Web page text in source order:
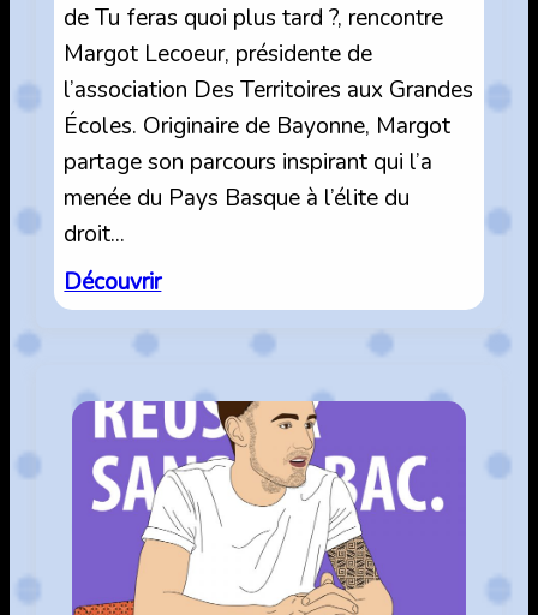
de Tu feras quoi plus tard ?, rencontre
Margot Lecoeur, présidente de
l’association Des Territoires aux Grandes
Écoles. Originaire de Bayonne, Margot
partage son parcours inspirant qui l’a
menée du Pays Basque à l’élite du
droit…
Découvrir:
S’orienter
zone
rurale